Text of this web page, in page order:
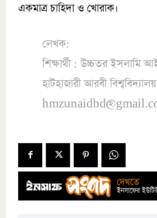
একমাত্র চাহিদা ও খোরাক।
লেখক:
শিক্ষার্থী : উচ্চতর ইসলামি
হাটহাজারী আরবী